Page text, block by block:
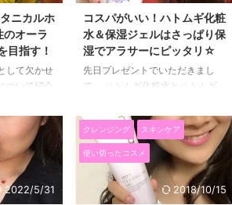
ニカルホ
オーラ
目指す！
して欠かせ
ついて紹介
でも、歯が
らね♪ 30代
ブルも急
ケアを。
言われて
って口の中
コスパがいい！ハトムギ化粧
水＆保湿ジェルはさっぱり保
湿でアラサーにピッタリ☆
先日プレゼントでいただきまし
て、 ハトムギ化粧水とハトムギ
今まで化粧水って大体３０００円
～５０００円くらいのものを使っ
ていたのですが、 このハトムギ
化粧水は６５０円、 ハトムギ保
湿ジェルは９００円とかなりのプ
チプラ☆ そして、化粧水は口コ
2022/5/31
クレンジング スキンケア
使い切ったコスメ
2018/10/15